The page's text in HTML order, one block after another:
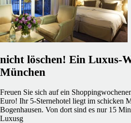
nicht löschen! Ein Luxus-
München
Freuen Sie sich auf ein
Euro! Ihr 5-Sternehotel liegt im schicken
Bogenhausen. Von dort sind es nur 15
Luxusg